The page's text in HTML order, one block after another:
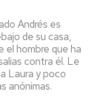
Andrés es
de su casa,
el hombre que ha
contra él. Le
Laura y poco
anónimas.